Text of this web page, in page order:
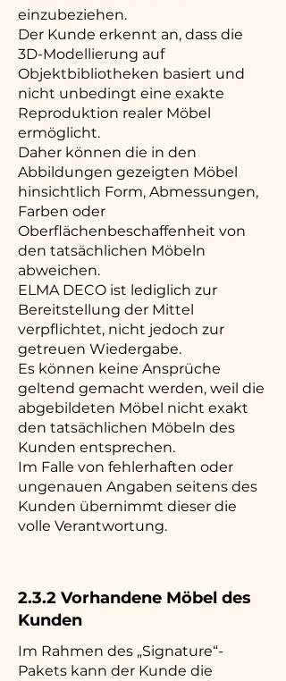
einzubeziehen.
Der Kunde erkennt an, dass die
3D-Modellierung auf
Objektbibliotheken basiert und
nicht unbedingt eine exakte
Reproduktion realer Möbel
ermöglicht.
Daher können die in den
Abbildungen gezeigten Möbel
hinsichtlich Form, Abmessungen,
Farben oder
Oberflächenbeschaffenheit von
den tatsächlichen Möbeln
abweichen.
ELMA DECO ist lediglich zur
Bereitstellung der Mittel
verpflichtet, nicht jedoch zur
getreuen Wiedergabe.
Es können keine Ansprüche
geltend gemacht werden, weil die
abgebildeten Möbel nicht exakt
den tatsächlichen Möbeln des
Kunden entsprechen.
Im Falle von fehlerhaften oder
ungenauen Angaben seitens des
Kunden übernimmt dieser die
volle Verantwortung.
Im Rahmen des „Signature“-
Pakets kann der Kunde die
2.3.2 Vorhandene Möbel des
Kunden